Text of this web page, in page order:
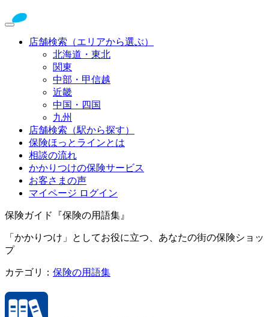
店舗検索（エリアから選ぶ）
北海道・東北
関東
中部・甲信越
近畿
中国・四国
九州
店舗検索（駅から探す）
保険ほっとラインとは
相談の流れ
かかりつけの保険サービス
お客さまの声
マイページ ログイン
保険ガイド『保険の用語集』
「かかりつけ」としてお役に立つ、あなたの街の保険ショッ
プ
カテゴリ： 保険の用語集